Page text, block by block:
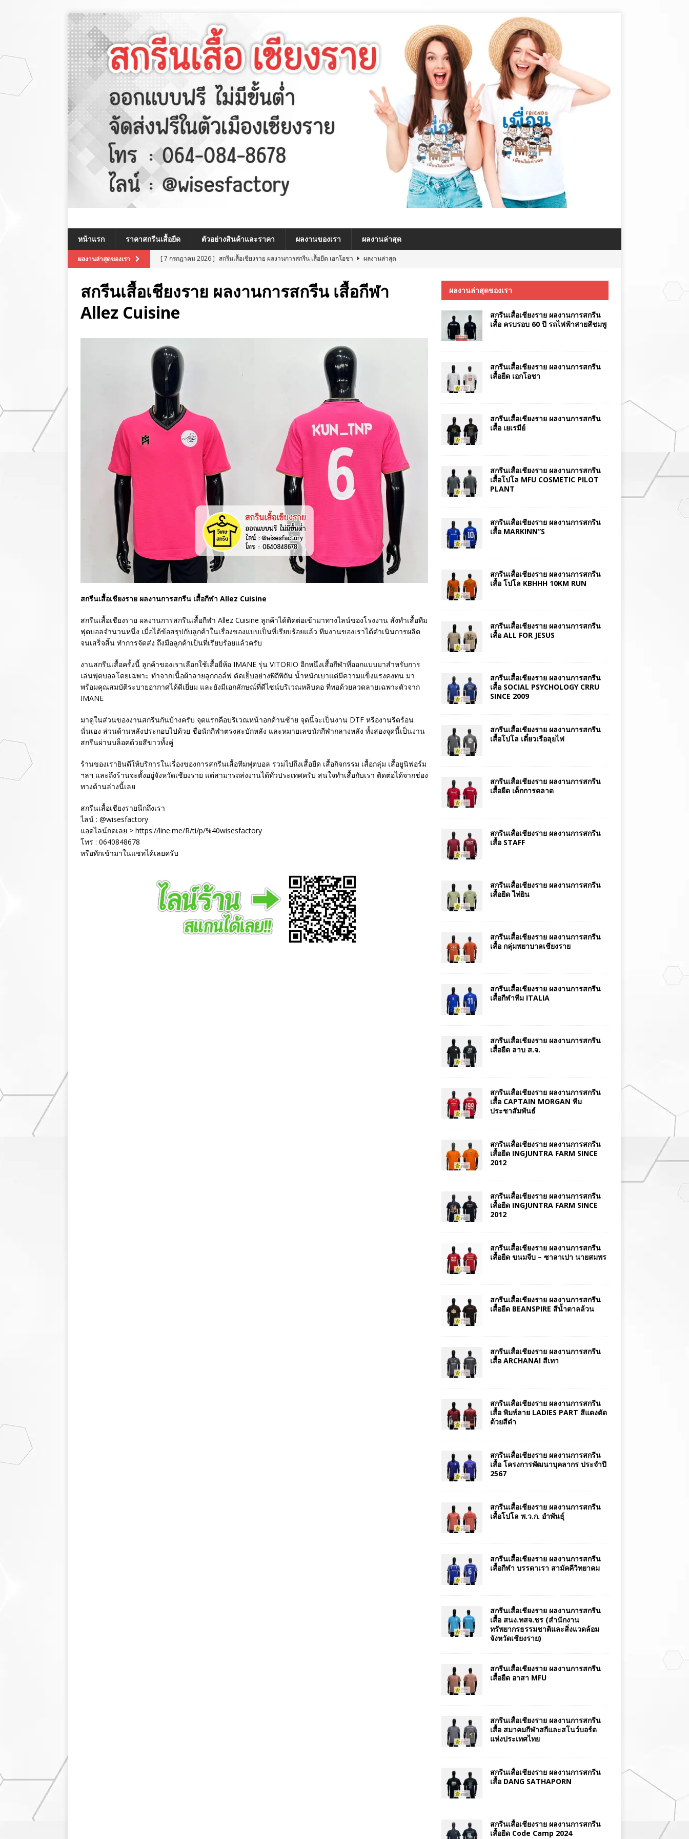
หน้าแรก ราคาสกรีนเสื้อยืด ตัวอย่างสินค้าและราคา ผลงานของเรา ผลงานล่าสุด
ผลงานล่าสุดของเรา [ 7 กรกฎาคม 2026 ] สกรีนเสื้อเชียงราย ผลงานการสกรีน เสื้อยืด เอกโอชา
ผลงานล่าสุด
[ 7 กรกฎาคม 2026 ] สกรีนเสื้อเชียงราย ผลงานการสกรีน เสื้อโปโล MFU COSMETIC PILOT PLANT
ผลงานล่าสุด
[ 8 กรกฎาคม 2026 ]
สกรีนเสื้อเชียงราย ผลงานการสกรีนเสื้อ ครบรอบ 60 ปี รถไฟฟ้าสายสีชมพู
ผลงานล่าสุด
สกรีนเสื้อเชียงราย ผลงานการสกรีน เสื้อกีฬา
Allez Cuisine
สกรีนเสื้อเชียงราย ผลงานการสกรีน เสื้อกีฬา Allez Cuisine
สกรีนเสื้อเชียงราย ผลงานการสกรีนเสื้อกีฬา Allez Cuisine ลูกค้าได้ติดต่อเข้ามาทางไลน์ของโรงงาน สั่งทำเสื้อทีม
ฟุตบอลจำนวนหนึ่ง เมื่อได้ข้อสรุปกับลูกค้าในเรื่องของแบบเป็นที่เรียบร้อยแล้ว ทีมงานของเราได้ดำเนินการผลิต
จนเสร็จสิ้น ทำการจัดส่ง ถึงมือลูกค้าเป็นที่เรียบร้อยแล้วครับ
งานสกรีนเสื้อครั้งนี้ ลูกค้าของเราเลือกใช้เสื้อยี่ห้อ IMANE รุ่น VITORIO อีกหนึ่งเสื้อกีฬาที่ออกแบบมาสำหรับการ
เล่นฟุตบอลโดยเฉพาะ ทำจากเนื้อผ้าลายลูกกอล์ฟ ตัดเย็บอย่างพิถีพิถัน น้ำหนักเบาแต่มีความแข็งแรงคงทน มา
พร้อมคุณสมบัติระบายอากาศได้ดีเยี่ยม และยังมีเอกลักษณ์ที่ดีไซน์บริเวณหลิบคอ ที่ทอด้วยลวดลายเฉพาะตัวจาก
IMANE
มาดูในส่วนของงานสกรีนกันบ้างครับ จุดแรกคือบริเวณหน้าอกด้านซ้าย จุดนี้จะเป็นงาน DTF หรืองานรีดร้อน
นั่นเอง ส่วนด้านหลังประกอบไปด้วย ชื่อนักกีฬาตรงสะบักหลัง และหมายเลขนักกีฬากลางหลัง ทั้งสองจุดนี้เป็นงาน
สกรีนผ่านบล็อคด้วยสีขาวทั้งคู่
ร้านของเรายินดีให้บริการในเรื่องของการสกรีนเสื้อทีมฟุตบอล รวมไปถึงเสื้อยืด เสื้อกิจกรรม เสื้อกลุ่ม เสื้อยูนิฟอร์ม
ฯลฯ และถึงร้านจะตั้งอยู่จังหวัดเชียงราย แต่สามารถส่งงานได้ทั่วประเทศครับ สนใจทำเสื้อกับเรา ติดต่อได้จากช่อง
ทางด้านล่างนี้เลย
สกรีนเสื้อเชียงรายนึกถึงเรา
ไลน์ : @wisesfactory
แอดไลน์กดเลย > https://line.me/R/ti/p/%40wisesfactory
โทร : 0640848678
หรือทักเข้ามาในแชทได้เลยครับ
ผลงานล่าสุดของเรา
สกรีนเสื้อเชียงราย ผลงานการสกรีน
เสื้อ ครบรอบ 60 ปี รถไฟฟ้าสายสีชมพู
สกรีนเสื้อเชียงราย ผลงานการสกรีน
เสื้อยืด เอกโอชา
สกรีนเสื้อเชียงราย ผลงานการสกรีน
เสื้อ เยเรมีย์
สกรีนเสื้อเชียงราย ผลงานการสกรีน
เสื้อโปโล MFU COSMETIC PILOT
PLANT
สกรีนเสื้อเชียงราย ผลงานการสกรีน
เสื้อ MARKINN”S
สกรีนเสื้อเชียงราย ผลงานการสกรีน
เสื้อ โปโล KBHHH 10KM RUN
สกรีนเสื้อเชียงราย ผลงานการสกรีน
เสื้อ ALL FOR JESUS
สกรีนเสื้อเชียงราย ผลงานการสกรีน
เสื้อ SOCIAL PSYCHOLOGY CRRU
SINCE 2009
สกรีนเสื้อเชียงราย ผลงานการสกรีน
เสื้อโปโล เตี๋ยวเรือลุยไฟ
สกรีนเสื้อเชียงราย ผลงานการสกรีน
เสื้อยืด เด็กการตลาด
สกรีนเสื้อเชียงราย ผลงานการสกรีน
เสื้อ STAFF
สกรีนเสื้อเชียงราย ผลงานการสกรีน
เสื้อยืด ไท่ยิน
สกรีนเสื้อเชียงราย ผลงานการสกรีน
เสื้อ กลุ่มพยาบาลเชียงราย
สกรีนเสื้อเชียงราย ผลงานการสกรีน
เสื้อกีฬาทีม ITALIA
สกรีนเสื้อเชียงราย ผลงานการสกรีน
เสื้อยืด ลาบ ส.จ.
สกรีนเสื้อเชียงราย ผลงานการสกรีน
เสื้อ CAPTAIN MORGAN ทีม
ประชาสัมพันธ์
สกรีนเสื้อเชียงราย ผลงานการสกรีน
เสื้อยืด INGJUNTRA FARM SINCE
2012
สกรีนเสื้อเชียงราย ผลงานการสกรีน
เสื้อยืด INGJUNTRA FARM SINCE
2012
สกรีนเสื้อเชียงราย ผลงานการสกรีน
เสื้อยืด ขนมจีบ – ซาลาเปา นายสมพร
สกรีนเสื้อเชียงราย ผลงานการสกรีน
เสื้อยืด BEANSPIRE สีน้ำตาลล้วน
สกรีนเสื้อเชียงราย ผลงานการสกรีน
เสื้อ ARCHANAI สีเทา
สกรีนเสื้อเชียงราย ผลงานการสกรีน
เสื้อ พิมพ์ลาย LADIES PART สีแดงตัด
ด้วยสีดำ
สกรีนเสื้อเชียงราย ผลงานการสกรีน
เสื้อ โครงการพัฒนาบุคลากร ประจำปี
2567
สกรีนเสื้อเชียงราย ผลงานการสกรีน
เสื้อโปโล พ.ว.ก. อำพันธุ์
สกรีนเสื้อเชียงราย ผลงานการสกรีน
เสื้อกีฬา บรรดาเรา สามัคคีวิทยาคม
สกรีนเสื้อเชียงราย ผลงานการสกรีน
เสื้อ สนง.ทสจ.ชร (สำนักงาน
ทรัพยากรธรรมชาติและสิ่งแวดล้อม
จังหวัดเชียงราย)
สกรีนเสื้อเชียงราย ผลงานการสกรีน
เสื้อยืด อาสา MFU
สกรีนเสื้อเชียงราย ผลงานการสกรีน
เสื้อ สมาคมกีฬาสกีและสโนว์บอร์ด
แห่งประเทศไทย
สกรีนเสื้อเชียงราย ผลงานการสกรีน
เสื้อ DANG SATHAPORN
สกรีนเสื้อเชียงราย ผลงานการสกรีน
เสื้อยืด Code Camp 2024